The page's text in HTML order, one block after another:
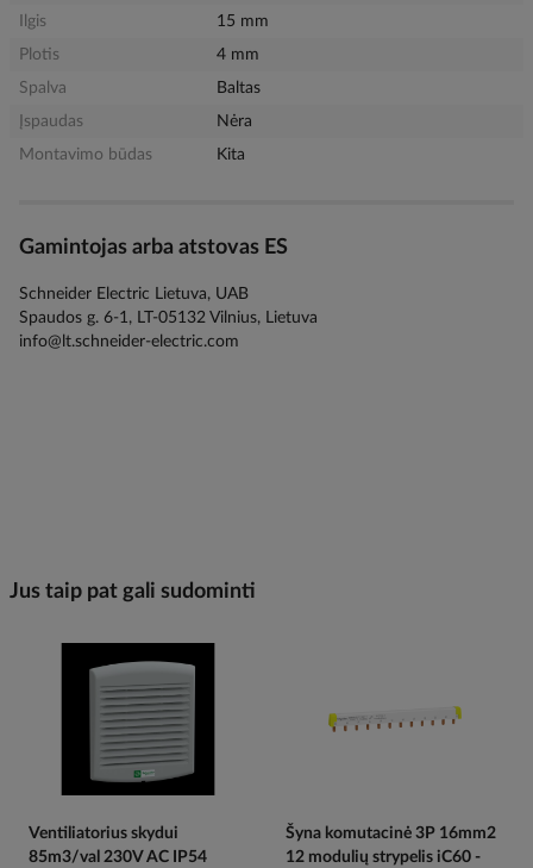
Ilgis
15 mm
Plotis
4 mm
Spalva
Baltas
Įspaudas
Nėra
Montavimo būdas
Kita
Gamintojas arba atstovas ES
Schneider Electric Lietuva, UAB
Spaudos g. 6-1, LT-05132 Vilnius, Lietuva
info@lt.schneider-electric.com
Jus taip pat gali sudominti
Ventiliatorius skydui
85m3/val 230V AC IP54
Šyna komutacinė 3P 16mm2
12 modulių strypelis iC60 -